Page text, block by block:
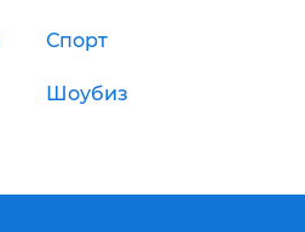
Спорт
Шоубиз